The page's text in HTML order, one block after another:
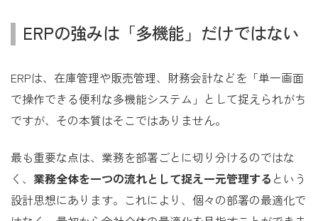
ERPの強みは「多機能」だけではない
ERPは、在庫管理や販売管理、財務会計などを「単一画面
で操作できる便利な多機能システム」として捉えられがち
ですが、その本質はそこではありません。
最も重要な点は、業務を部署ごとに切り分けるのではな
く、 業務全体を一つの流れとして捉え一元管理する という
設計思想にあります。これにより、個々の部署の最適化で